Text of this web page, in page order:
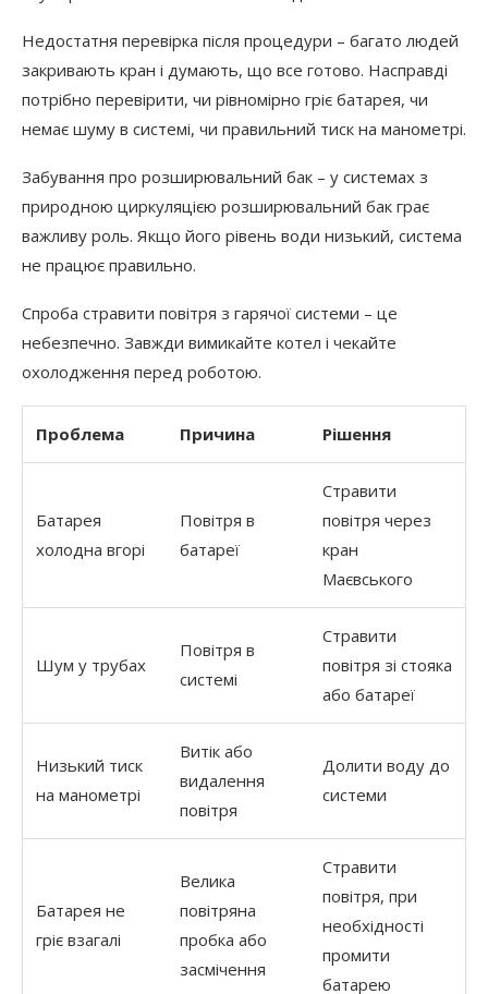
Недостатня перевірка після процедури – багато людей
закривають кран і думають, що все готово. Насправді
потрібно перевірити, чи рівномірно гріє батарея, чи
немає шуму в системі, чи правильний тиск на манометрі.
Забування про розширювальний бак – у системах з
природною циркуляцією розширювальний бак грає
важливу роль. Якщо його рівень води низький, система
не працює правильно.
Спроба стравити повітря з гарячої системи – це
небезпечно. Завжди вимикайте котел і чекайте
охолодження перед роботою.
Проблема Причина Рішення
Батарея
холодна вгорі
Повітря в
батареї
Стравити
повітря через
кран
Маєвського
Шум у трубах
Повітря в
системі
Стравити
повітря зі стояка
або батареї
Низький тиск
на манометрі
Витік або
видалення
повітря
Долити воду до
системи
Батарея не
гріє взагалі
Велика
повітряна
пробка або
засмічення
Стравити
повітря, при
необхідності
промити
батарею